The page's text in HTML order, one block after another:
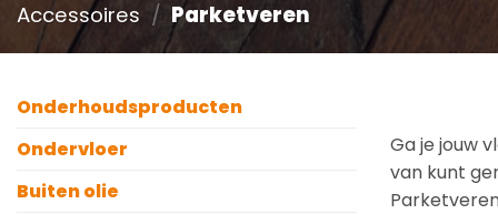
Accessoires / Parketveren
Onderhoudsproducten
Ondervloer
Buiten olie
Ga je jouw
van kunt